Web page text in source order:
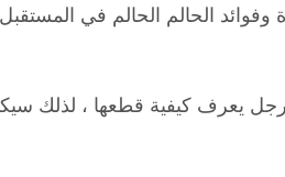
الحالم الحالم في
يعرف كيفية قطعها ، لذلك